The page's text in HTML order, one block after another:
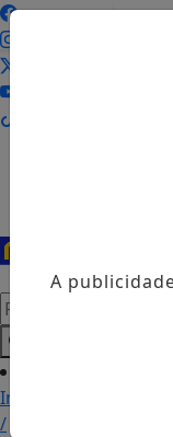
Pesquisar Notícia
Início
/
A